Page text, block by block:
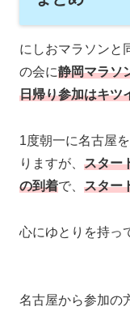
にしおマラソンと
の会に静岡マラソ
日帰り参加はキツ
1度朝一に名古屋
りますが、 スター
の到着で、 スター
心にゆとりを持っ
名古屋から参加の